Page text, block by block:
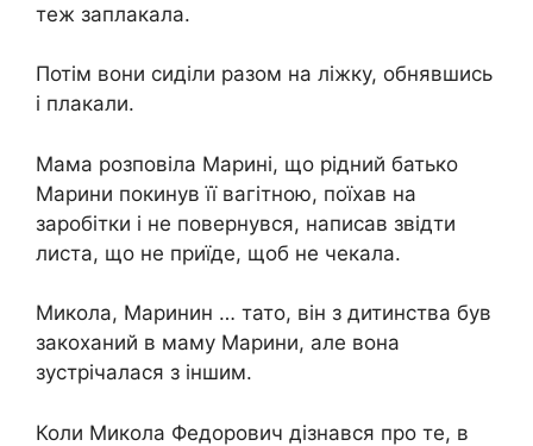
теж заплакала.
Потім вони сиділи разом на ліжку, обнявшись
і плакали.
Мама розповіла Марині, що рідний батько
Марини покинув її вагітною, поїхав на
заробітки і не повернувся, написав звідти
листа, що не приїде, щоб не чекала.
Микола, Маринин … тато, він з дитинства був
закоханий в маму Марини, але вона
зустрічалася з іншим.
Коли Микола Федорович дізнався про те, в